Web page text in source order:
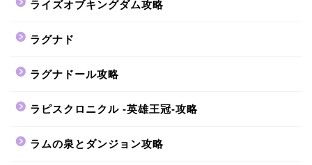
ライズオブキングダム攻略
ラグナド
ラグナドール攻略
ラピスクロニクル -英雄王冠-攻略
ラムの泉とダンジョン攻略